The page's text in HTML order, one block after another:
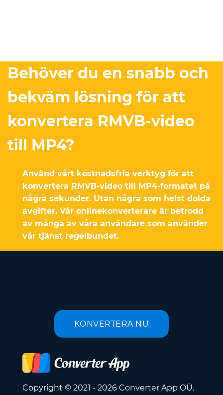
Behöver du en snabb och
bekväm lösning för att
konvertera RMVB-video
till MP4?
Använd vårt kostnadsfria verktyg för att
konvertera RMVB-video till MP4-formatet på
några sekunder. Utan några som helst dolda
avgifter. Vår onlinekonverterare är betrodd
av många av våra användare som använder
vår tjänst regelbundet.
KONVERTERA NU
Copyright © 2021 - 2026 Converter App OÜ.